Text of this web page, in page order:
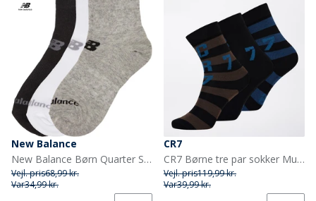
New Balance
New Balance Børn Quarter Sokker Flerfarvet
Vejl. pris68,99 kr.
Var34,99 kr.
CR7
CR7 Børne tre par sokker Multicolour
Vejl. pris119,99 kr.
Var39,99 kr.